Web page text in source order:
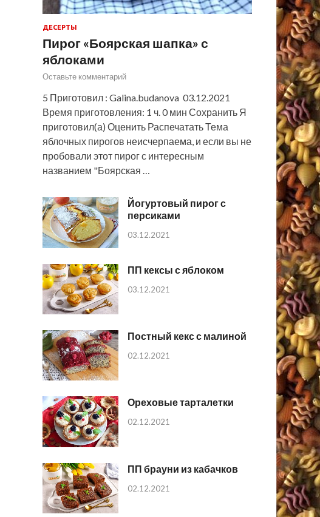
ДЕСЕРТЫ
Пирог «Боярская шапка» с
яблоками
Оставьте комментарий
5 Приготовил : Galina.budanova 03.12.2021
Время приготовления: 1 ч. 0 мин Сохранить Я
приготовил(а) Оценить Распечатать Тема
яблочных пирогов неисчерпаема, и если вы не
пробовали этот пирог с интересным
названием "Боярская …
Йогуртовый пирог с
персиками
03.12.2021
ПП кексы с яблоком
03.12.2021
Постный кекс с малиной
02.12.2021
Ореховые тарталетки
02.12.2021
ПП брауни из кабачков
02.12.2021